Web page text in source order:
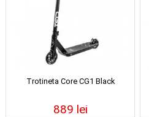
Trotineta Core CG1 Black
889 lei